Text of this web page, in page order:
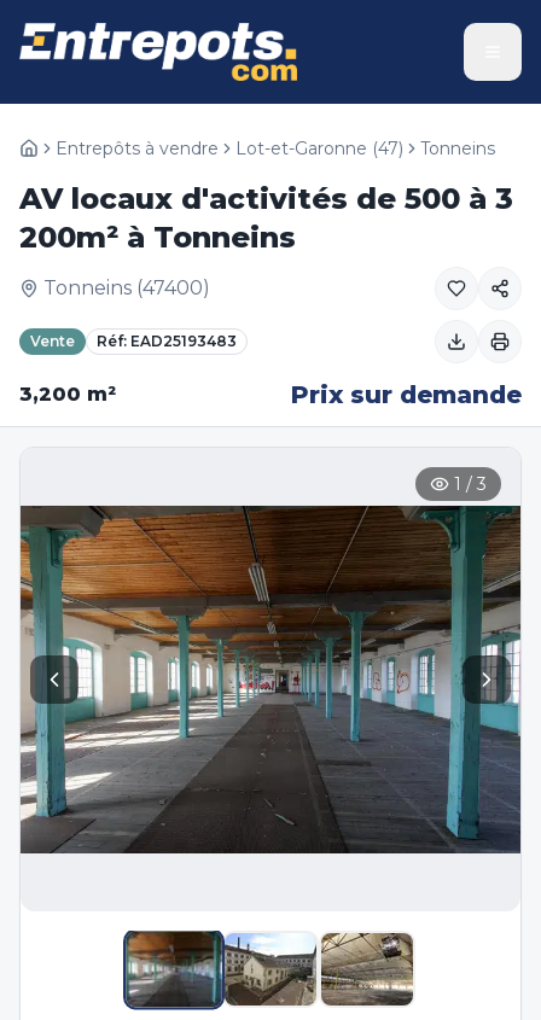
Entrepôts à vendre Lot-et-Garonne (47) Tonneins
AV locaux d'activités de 500 à 3
200m² à Tonneins
Tonneins (47400)
Vente Réf: EAD25193483
3,200 m² Prix sur demande
1 / 3